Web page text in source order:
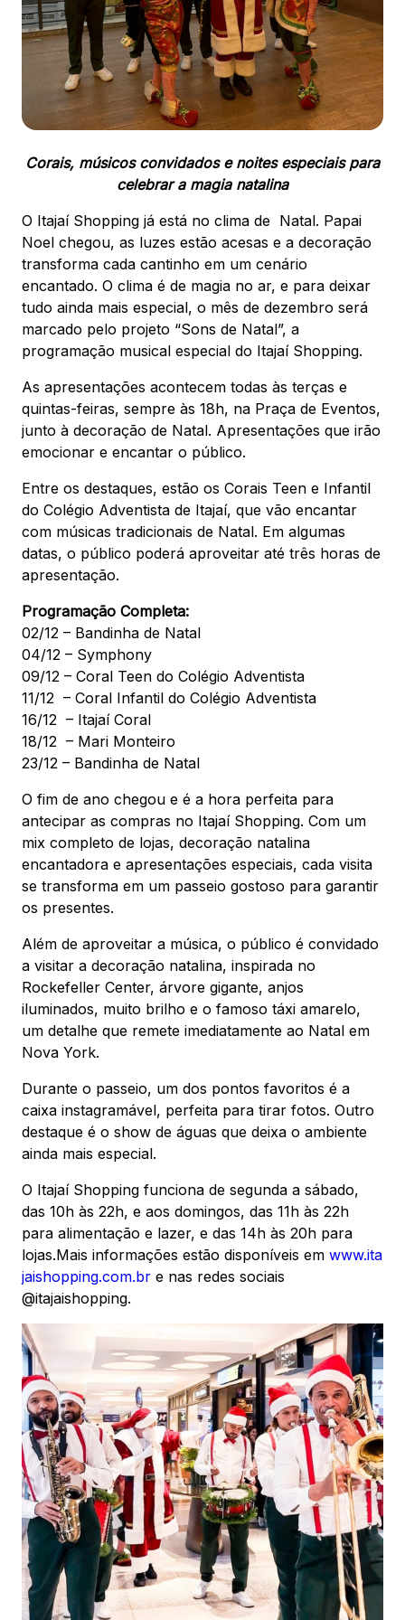
Ver local
Chamar Uber
CONTATO
(47) 3348-4609
Comodidades Eventos Cinema
Vitrine virtual
Corais, músicos convidados e noites especiais para
celebrar a magia natalina
O Itajaí Shopping já está no clima de Natal. Papai
Noel chegou, as luzes estão acesas e a decoração
transforma cada cantinho em um cenário
encantado. O clima é de magia no ar, e para deixar
tudo ainda mais especial, o mês de dezembro será
marcado pelo projeto “Sons de Natal”, a
programação musical especial do Itajaí Shopping.
As apresentações acontecem todas às terças e
quintas-feiras, sempre às 18h, na Praça de Eventos,
junto à decoração de Natal. Apresentações que irão
emocionar e encantar o público.
Entre os destaques, estão os Corais Teen e Infantil
do Colégio Adventista de Itajaí, que vão encantar
com músicas tradicionais de Natal. Em algumas
datas, o público poderá aproveitar até três horas de
apresentação.
Programação Completa:
02/12 – Bandinha de Natal
04/12 – Symphony
09/12 – Coral Teen do Colégio Adventista
11/12 – Coral Infantil do Colégio Adventista
16/12 – Itajaí Coral
18/12 – Mari Monteiro
23/12 – Bandinha de Natal
O fim de ano chegou e é a hora perfeita para
antecipar as compras no Itajaí Shopping. Com um
mix completo de lojas, decoração natalina
encantadora e apresentações especiais, cada visita
se transforma em um passeio gostoso para garantir
os presentes.
Além de aproveitar a música, o público é convidado
a visitar a decoração natalina, inspirada no
Rockefeller Center, árvore gigante, anjos
iluminados, muito brilho e o famoso táxi amarelo,
um detalhe que remete imediatamente ao Natal em
Nova York.
Durante o passeio, um dos pontos favoritos é a
caixa instagramável, perfeita para tirar fotos. Outro
destaque é o show de águas que deixa o ambiente
ainda mais especial.
O Itajaí Shopping funciona de segunda a sábado,
das 10h às 22h, e aos domingos, das 11h às 22h
para alimentação e lazer, e das 14h às 20h para
lojas.Mais informações estão disponíveis em www.ita
jaishopping.com.br e nas redes sociais
@itajaishopping.